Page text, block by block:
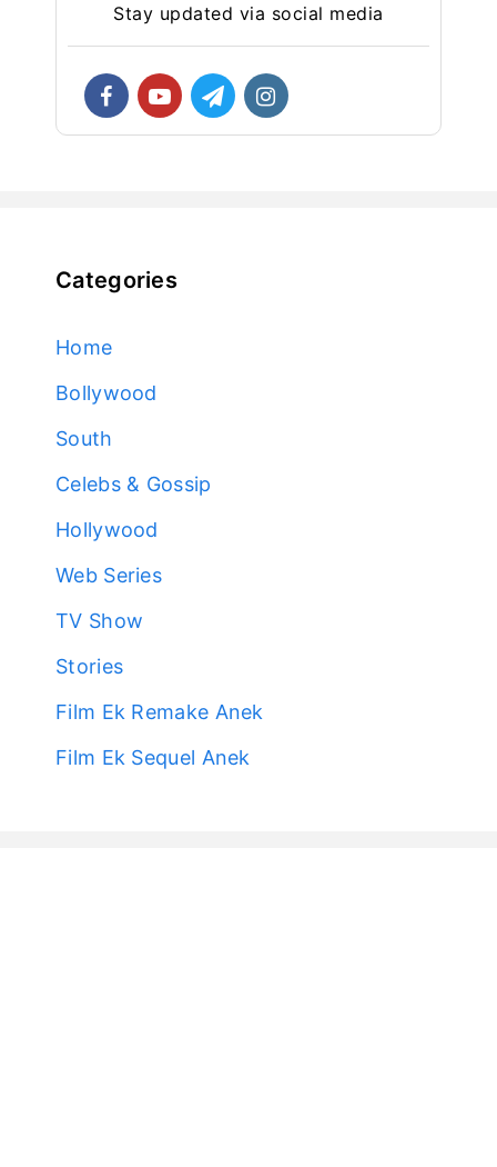
Stay updated via social media
Categories
Home
Bollywood
South
Celebs & Gossip
Hollywood
Web Series
TV Show
Stories
Film Ek Remake Anek
Film Ek Sequel Anek